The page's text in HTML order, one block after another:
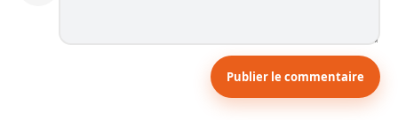
Publier le commentaire